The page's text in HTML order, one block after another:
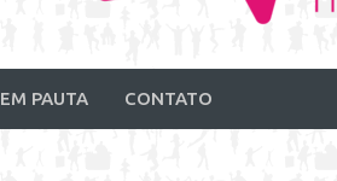
EM PAUTA CONTATO